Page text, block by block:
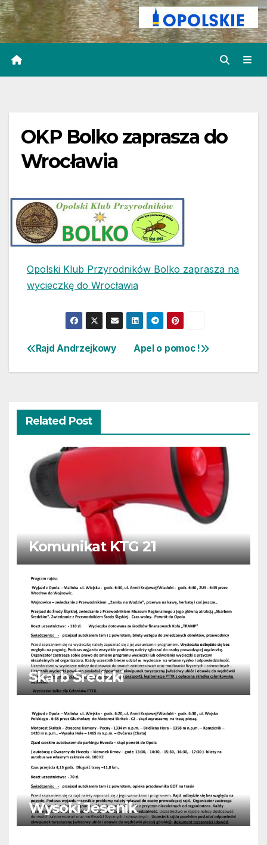
OKP Bolko zaprasza do
Wrocławia
Opolski Klub Przyrodników Bolko zaprasza na
wycieczkę do Wrocławia
Nawigacja
wpisu
Apel o pomoc !
Rajd Andrzejkowy
Related Post
Komunikat KTG 21
Skarb Średzki
Wysoki Jesenik